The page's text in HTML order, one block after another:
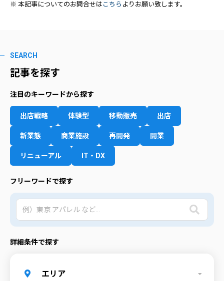
※ 本記事についてのお問合せは こちら よりお願い致します。
SEARCH
記事を探す
注目のキーワードから探す
出店戦略 体験型 移動販売 出店
新業態 商業施設 再開発 開業
リニューアル IT・DX
フリーワードで探す
詳細条件で探す
エリア